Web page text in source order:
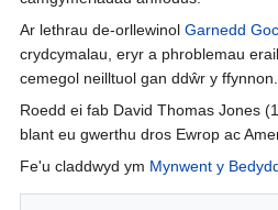
Ar lethrau de-orllewinol Garnedd
crydcymalau, eryr a phroblemau
cemegol neilltuol gan ddŵr y ffynnon.
Roedd ei fab David Thomas Jones
blant eu gwerthu dros Ewrop ac
Fe'u claddwyd ym Mynwent y